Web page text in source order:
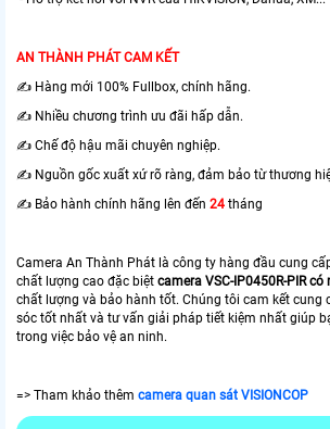
AN THÀNH PHÁT CAM KẾT
✍️ Hàng mới 100% Fullbox, chính hãng.
✍️ Nhiều chương trình ưu đãi hấp dẫn.
✍️ Chế độ hậu mãi chuyên nghiệp.
✍️ Nguồn gốc xuất xứ rõ ràng, đảm bảo từ thương
✍️ Bảo hành chính hãng lên đến 24 tháng
Camera An Thành Phát là công ty hàng đầu cung
chất lượng cao đặc biệt camera VSC-IP0450R-PIR
chất lượng và bảo hành tốt. Chúng tôi cam kết cung
sóc tốt nhất và tư vấn giải pháp tiết kiệm nhất giúp
trong việc bảo vệ an ninh.
=> Tham khảo thêm camera quan sát VISIONCOP